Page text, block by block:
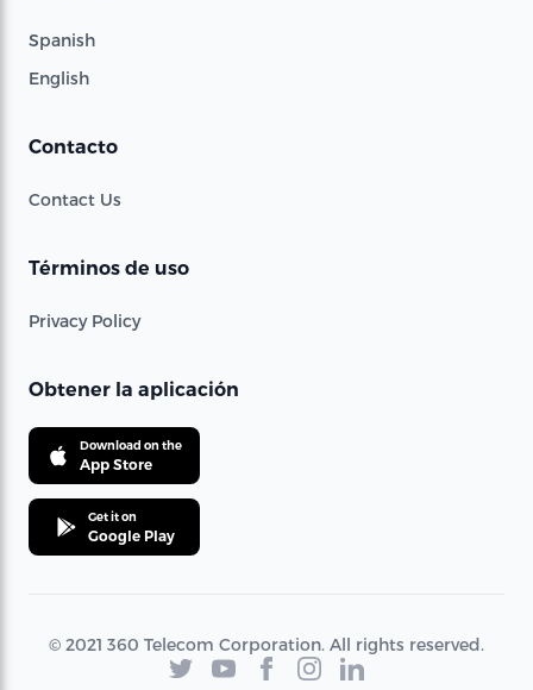
Spanish
English
Contacto
Contact Us
Términos de uso
Privacy Policy
Obtener la aplicación
Download on the
App Store
Get it on
Google Play
© 2021 360 Telecom Corporation. All rights reserved.